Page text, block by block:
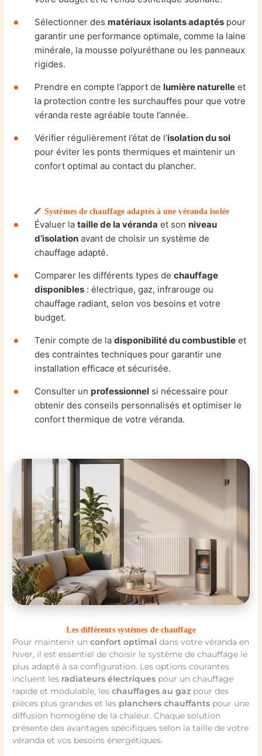
Sélectionner des matériaux isolants adaptéspour
garantir une performance optimale, comme la laine
minérale, la mousse polyuréthane ou les panneaux
rigides.
Prendre en compte l’apport de lumière naturelleet
la protection contre les surchauffes pour que votre
véranda reste agréable toute l’année.
Vérifier régulièrement l’état de l’isolation du sol
pour éviter les ponts thermiques et maintenir un
confort optimal au contact du plancher.
Systèmes de chauffage adaptés à une véranda isolée
Évaluer la taille de la véranda et son niveau
d’isolationavant de choisir un système de
chauffage adapté.
Comparer les différents types de chauffage
disponibles: électrique, gaz, infrarouge ou
chauffage radiant, selon vos besoins et votre
budget.
Tenir compte de la disponibilité du combustibleet
des contraintes techniques pour garantir une
installation efficace et sécurisée.
Consulter un professionnelsi nécessaire pour
obtenir des conseils personnalisés et optimiser le
confort thermique de votre véranda.
Les différents systèmes de chauffage
Pour maintenir unconfort optimal dans votre véranda en
hiver, il est essentiel de choisir le système de chauffage le
plus adapté à sa configuration. Les options courantes
incluent les radiateurs électriques pour un chauffage
rapide et modulable, leschauffages au gaz pour des
pièces plus grandes et les planchers chauffants pour une
diffusion homogène de la chaleur. Chaque solution
présente des avantages spécifiques selon la taille de votre
véranda et vos besoins énergétiques.